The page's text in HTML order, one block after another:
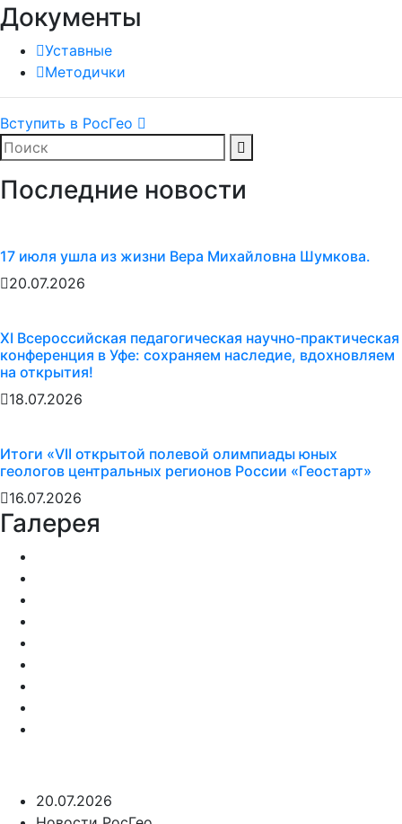
Документы
Уставные
Методички
Вступить в РосГео
Последние новости
17 июля ушла из жизни Вера Михайловна Шумкова.
20.07.2026
XI Всероссийская педагогическая научно‑практическая
конференция в Уфе: сохраняем наследие, вдохновляем
на открытия!
18.07.2026
Итоги «VII открытой полевой олимпиады юных
геологов центральных регионов России «Геостарт»
16.07.2026
Галерея
20.07.2026